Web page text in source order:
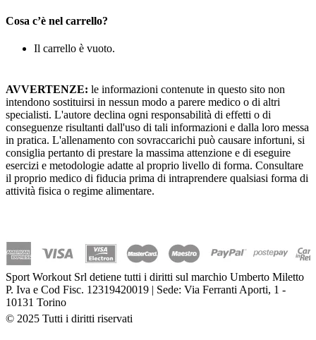
Cosa c’è nel carrello?
Il carrello è vuoto.
AVVERTENZE: le informazioni contenute in questo sito non
intendono sostituirsi in nessun modo a parere medico o di altri
specialisti. L'autore declina ogni responsabilità di effetti o di
conseguenze risultanti dall'uso di tali informazioni e dalla loro messa
in pratica. L'allenamento con sovraccarichi può causare infortuni, si
consiglia pertanto di prestare la massima attenzione e di eseguire
esercizi e metodologie adatte al proprio livello di forma. Consultare
il proprio medico di fiducia prima di intraprendere qualsiasi forma di
attività fisica o regime alimentare.
Sport Workout Srl detiene tutti i diritti sul marchio Umberto Miletto
P. Iva e Cod Fisc. 12319420019 | Sede: Via Ferranti Aporti, 1 -
10131 Torino
© 2025 Tutti i diritti riservati